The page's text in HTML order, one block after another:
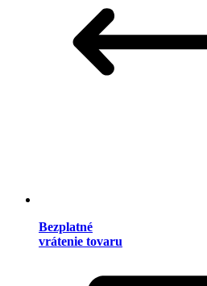
Bezplatné
vrátenie tovaru